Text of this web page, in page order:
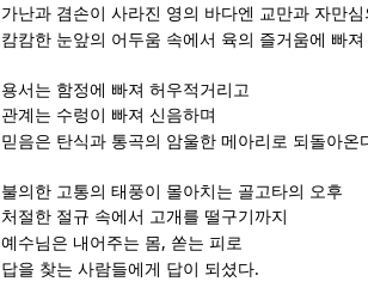
가난과 겸손이 사라진 영의 바다엔 교만과 자만
캄캄한 눈앞의 어두움 속에서 육의 즐거움에 빠
용서는 함정에 빠져 허우적거리고
관계는 수렁이 빠져 신음하며
믿음은 탄식과 통곡의 암울한 메아리로 되돌아온
불의한 고통의 태풍이 몰아치는 골고타의 오후
처절한 절규 속에서 고개를 떨구기까지
예수님은 내어주는 몸, 쏟는 피로
답을 찾는 사람들에게 답이 되셨다.